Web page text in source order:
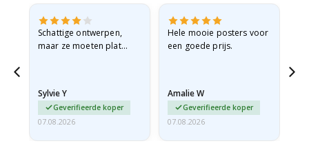
Schattige ontwerpen,
maar ze moeten plat
beetje…
Sylvie Y
Geverifieerde koper
07.08.2026
Hele mooie posters voor
een goede prijs.
Amalie W
Geverifieerde koper
07.08.2026